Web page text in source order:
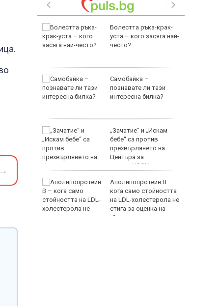
над
Болестта ръка-крак-
уста – кого засяга най-
често?
Самобайка –
познавате ли тази
интересна билка?
„Зачатие“ и „Искам
бебе“ са против
прехвърлянето на
Центъра за
асистирана репродукция към НЗОК
Аполипопротеин B –
кога само стойността
на LDL-холестерола не
стига за оценка на
сърдечносъдовия риск?